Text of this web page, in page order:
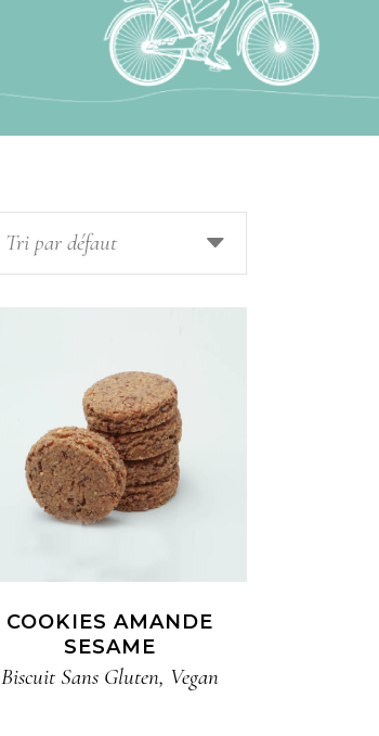
Tri par défaut
COOKIES AMANDE
SESAME
Biscuit​ Sans Gluten, Vegan